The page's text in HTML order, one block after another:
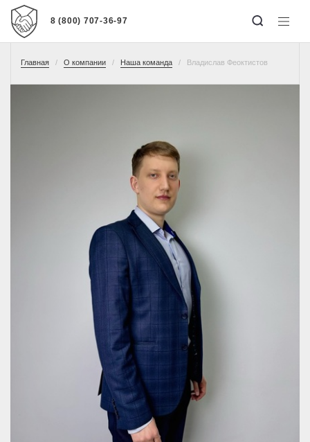
8 (800) 707-36-97
Главная О компании Наша команда Владислав Феоктистов